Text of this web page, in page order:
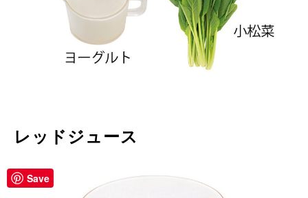
レッドジュース
Save